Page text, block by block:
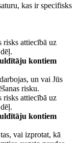
kas ir specifisks
risks attiecībā uz
kontiem
un vai Jūs
risku.
risks attiecībā uz
kontiem
vai izprotat, kā